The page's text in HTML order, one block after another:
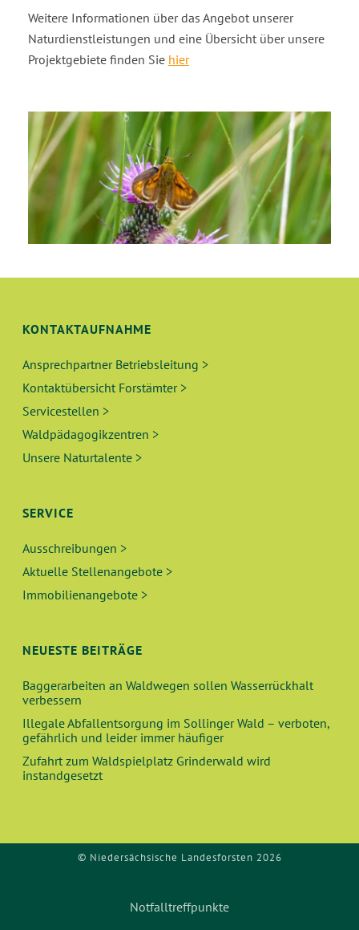
Weitere Informationen über das Angebot unserer
Naturdienstleistungen und eine Übersicht über unsere
Projektgebiete finden Sie hier
KONTAKTAUFNAHME
Ansprechpartner Betriebsleitung >
Kontaktübersicht Forstämter >
Servicestellen >
Waldpädagogikzentren >
Unsere Naturtalente >
SERVICE
Ausschreibungen >
Aktuelle Stellenangebote >
Immobilienangebote >
NEUESTE BEITRÄGE
Baggerarbeiten an Waldwegen sollen Wasserrückhalt
verbessern
Illegale Abfallentsorgung im Sollinger Wald – verboten,
gefährlich und leider immer häufiger
Zufahrt zum Waldspielplatz Grinderwald wird
instandgesetzt
© Niedersächsische Landesforsten 2026
Notfalltreffpunkte